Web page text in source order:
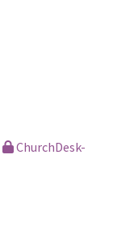
ChurchDesk-